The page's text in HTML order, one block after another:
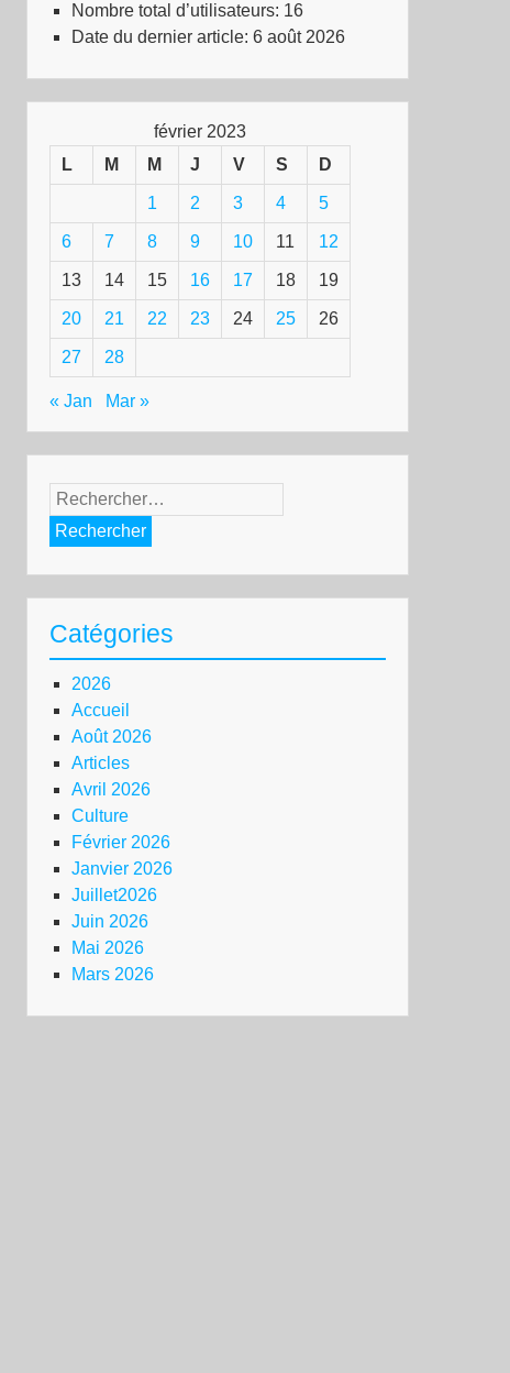
Nombre total d’utilisateurs: 16
Date du dernier article: 6 août 2026
février 2023
L
M M J V S D
1 2 3 4 5
6 7 8 9 10 11 12
13 14 15 16 17 18 19
20 21 22 23 24 25 26
27 28
« Jan Mar »
Rechercher :
Catégories
2026
Accueil
Août 2026
Articles
Avril 2026
Culture
Février 2026
Janvier 2026
Juillet2026
Juin 2026
Mai 2026
Mars 2026